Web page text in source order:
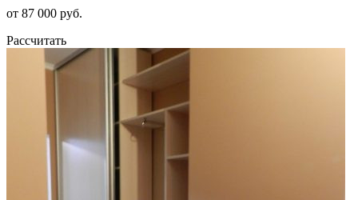
от 87 000 руб.
Рассчитать